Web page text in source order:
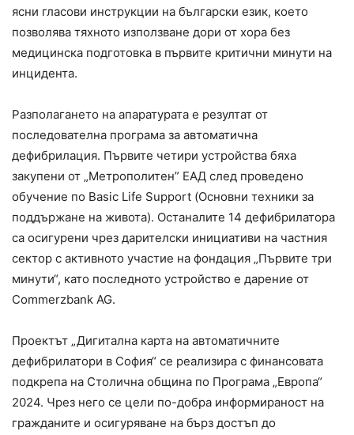
ясни гласови инструкции на български език, което
позволява тяхното използване дори от хора без
медицинска подготовка в първите критични минути на
инцидента.
Разполагането на апаратурата е резултат от
последователна програма за автоматична
дефибрилация. Първите четири устройства бяха
закупени от „Метрополитен” ЕАД след проведено
обучение по Basic Life Support (Основни техники за
поддържане на живота). Останалите 14 дефибрилатора
са осигурени чрез дарителски инициативи на частния
сектор с активното участие на фондация „Първите три
минути“, като последното устройство е дарение от
Commerzbank AG.
Проектът „Дигитална карта на автоматичните
дефибрилатори в София“ се реализира с финансовата
подкрепа на Столична община по Програма „Европа“
2024. Чрез него се цели по-добра информираност на
гражданите и осигуряване на бърз достъп до